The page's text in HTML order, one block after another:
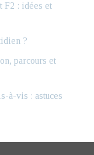
F2 : idées et
?
parcours et
à-vis : astuces